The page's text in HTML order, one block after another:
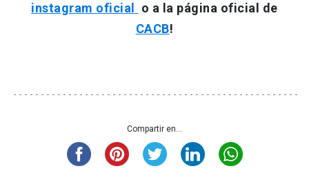
instagram oficial
o a la página oficial de
CACB!
Compartir en...